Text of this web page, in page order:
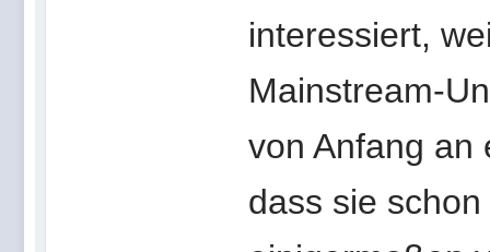
interessiert,
Mainstream-
von Anfang an
dass sie